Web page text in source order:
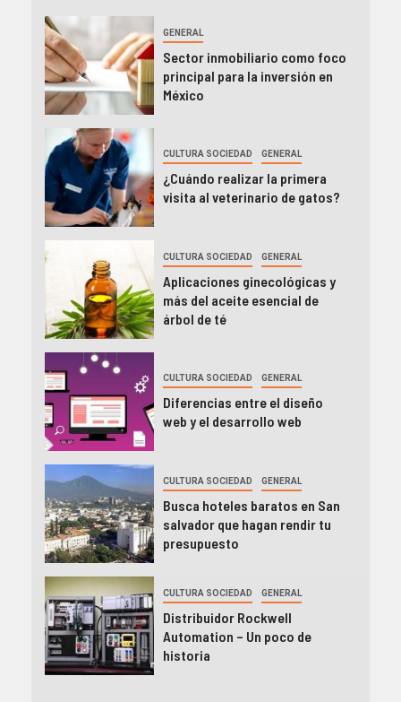
GENERAL
Sector inmobiliario como foco
principal para la inversión en
México
CULTURA SOCIEDAD GENERAL
¿Cuándo realizar la primera
visita al veterinario de gatos?
CULTURA SOCIEDAD GENERAL
Aplicaciones ginecológicas y
más del aceite esencial de
árbol de té
CULTURA SOCIEDAD GENERAL
Diferencias entre el diseño
web y el desarrollo web
CULTURA SOCIEDAD GENERAL
Busca hoteles baratos en San
salvador que hagan rendir tu
presupuesto
CULTURA SOCIEDAD GENERAL
Distribuidor Rockwell
Automation – Un poco de
historia